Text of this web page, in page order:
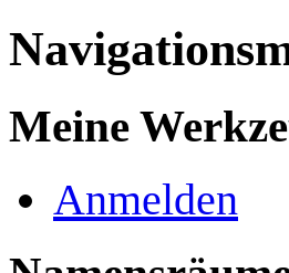
Meine
Anmelden